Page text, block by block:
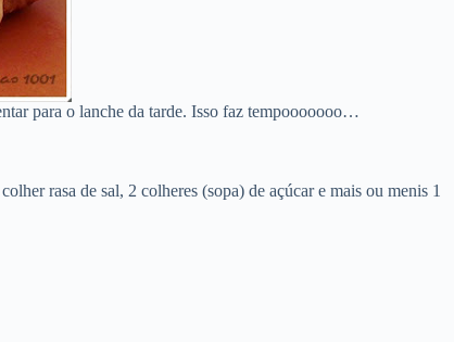
para o lanche da tarde. Isso faz tempooooooo…
rasa de sal, 2 colheres (sopa) de açúcar e mais ou menis 1